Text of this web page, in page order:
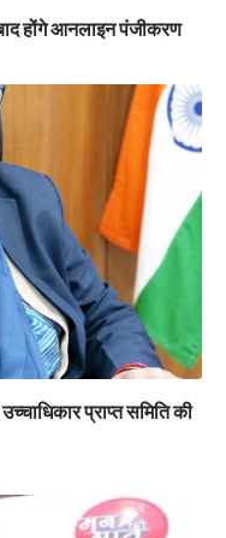
होंगे आनलाइन पंजीकरण
प्राप्त समिति की